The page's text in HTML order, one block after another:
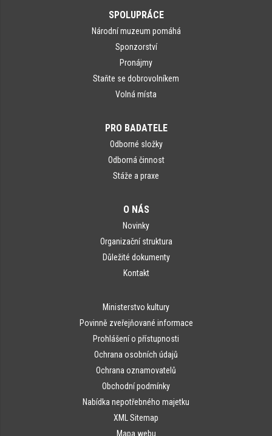
SPOLUPRÁCE
Národní muzeum pomáhá
Sponzorství
Pronájmy
Staňte se dobrovolníkem
Volná místa
PRO BADATELE
Odborné složky
Odborná činnost
Stáže a praxe
O NÁS
Novinky
Organizační struktura
Důležité dokumenty
Kontakt
Ministerstvo kultury
Povinně zveřejňované informace
Prohlášení o přístupnosti
Ochrana osobních údajů
Ochrana oznamovatelů
Obchodní podmínky
Nabídka nepotřebného majetku
XML Sitemap
Mapa webu